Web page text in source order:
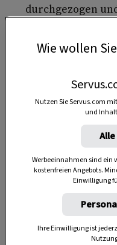
durchgezogen
4 Portionen
Wie wollen
Nutzen Sie Servus.com
und
Werbeeinnahmen sind ein
kostenfreien Angebots.
Einwilligung
Ihre Einwilligung ist